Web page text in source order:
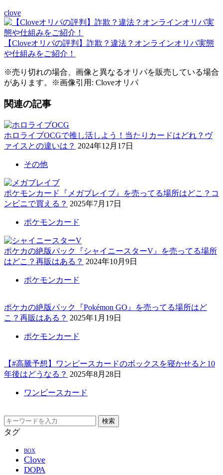
clove
【Cloveオリパの評判】詐欺？違法？オンラインオリパ実態
や仕組みをご紹介！
※売り切れの場合、画像と異なるオリパを販売している場合
があります。※画像引用: Cloveオリパ
関連の記事
ホロライブOCGで推し活しよう！当たりカードはどれ？ヴ
ァイスとの違いは？ 2024年12月17日
その他
ポケモンカード『メガブレイブ』を売ってる場所はどこ？コ
ンビニで買える？ 2025年7月17日
ポケモンカード
ポケカの絶版パック『シャイニースターV』を売ってる場所
はどこ？再販はある？ 2024年10月9日
ポケモンカード
ポケカの絶版パック『Pokémon GO』を売ってる場所はど
こ？再販はある？ 2025年1月19日
ポケモンカード
【#高騰予想】ワンピースカードのボックスを寝かせると10
年後はどうなる？ 2025年8月28日
ワンピースカード
検索
タグ
BOX
Clove
DOPA